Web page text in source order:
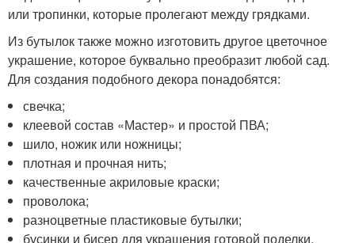
или тропинки, которые пролегают между грядками.
Из бутылок также можно изготовить другое цветочное
украшение, которое буквально преобразит любой сад.
Для создания подобного декора понадобятся:
свечка;
клеевой состав «Мастер» и простой ПВА;
шило, ножик или ножницы;
плотная и прочная нить;
качественные акриловые краски;
проволока;
разноцветные пластиковые бутылки;
бусинки и бисер для украшения готовой поделки.